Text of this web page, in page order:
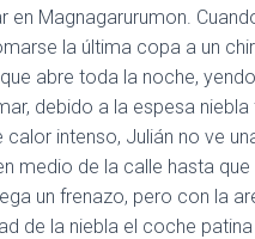
en Magnagarurumon.
la última copa a un
abre toda la noche,
debido a la espesa
intenso, Julián no ve
medio de la calle hasta que
un frenazo, pero con la
de la niebla el coche